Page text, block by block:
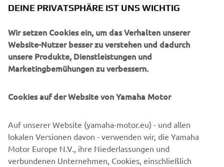
DEINE PRIVATSPHÄRE IST UNS WICHTIG
Wir setzen Cookies ein, um das Verhalten unserer
Website-Nutzer besser zu verstehen und dadurch
unsere Produkte, Dienstleistungen und
Marketingbemühungen zu verbessern.
Cookies auf der Website von Yamaha Motor
Auf unserer Website (yamaha-motor.eu) - und allen
lokalen Versionen davon - verwenden wir, die Yamaha
Motor Europe N.V., ihre Niederlassungen und
verbundenen Unternehmen, Cookies, einschließlich